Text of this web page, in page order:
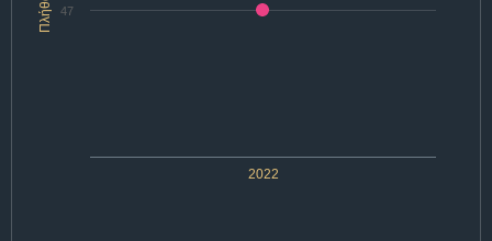
Πλήθος
2022
47